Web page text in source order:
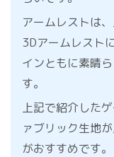
アームレストは
3Dアームレスト
インともに素晴
す。
上記で紹介した
ァブリック生地
がおすすめです。